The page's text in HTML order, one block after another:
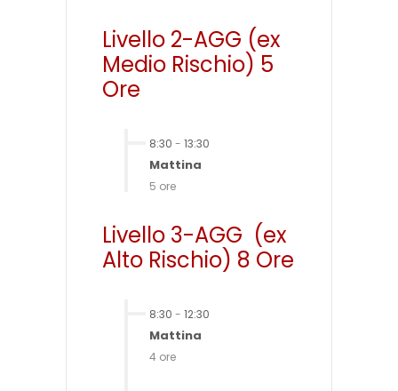
Livello 2-AGG (ex
Medio Rischio) 5
Ore
8:30 - 13:30
Mattina
5 ore
Livello 3-AGG (ex
Alto Rischio) 8 Ore
8:30 - 12:30
Mattina
4 ore